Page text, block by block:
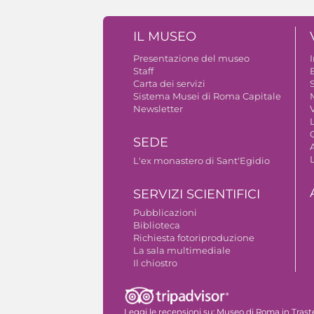
IL MUSEO
Presentazione del museo
Staff
Carta dei servizi
Sistema Musei di Roma Capitale
Newsletter
SEDE
L'ex monastero di Sant'Egidio
SERVIZI SCIENTIFICI
Pubblicazioni
Biblioteca
Richiesta fotoriproduzione
La sala multimediale
Il chiostro
Leggi le recensioni su: Museo di Roma in